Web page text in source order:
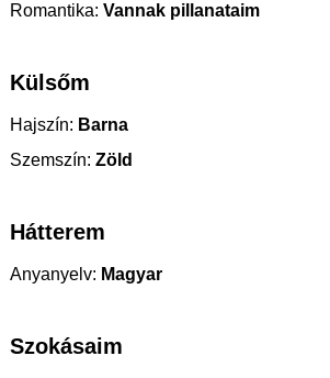
Romantika: Vannak pillanataim
Külsőm
Hajszín: Barna
Szemszín: Zöld
Hátterem
Anyanyelv: Magyar
Szokásaim